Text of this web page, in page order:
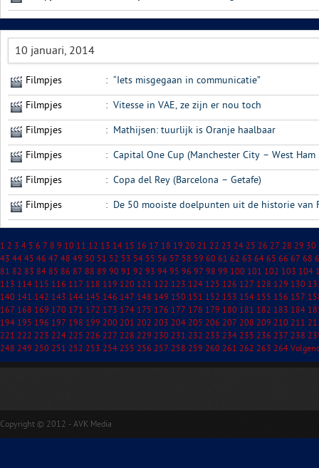
10 januari, 2014
Filmpjes : “Iets misgegaan in communicatie”
Filmpjes : Vitesse in VAE, ze zijn er nou toch
Filmpjes : Mathijsen: tuurlijk is Oranje haalbaar
Filmpjes : Capital One Cup (Manchester City – West
Filmpjes : Copa del Rey (Barcelona – Getafe)
Filmpjes : De 50 mooiste doelpunten uit de historie van
1 2 3 4 5 6 7 8 9 10 11 12 13 14 15 16 17 18 19 20 21 22 23 24 25 26 27 28 29 30
43 44 45 46 47 48 49 50 51 52 53 54 55 56 57 58 59 60 61 62 63 64 65 66 67 68
81 82 83 84 85 86 87 88 89 90 91 92 93 94 95 96 97 98 99 100 101 102 103 104
113 114 115 116 117 118 119 120 121 122 123 124 125 126 127 128 129 130
140 141 142 143 144 145 146 147 148 149 150 151 152 153 154 155 156 157
167 168 169 170 171 172 173 174 175 176 177 178 179 180 181 182 183 184
194 195 196 197 198 199 200 201 202 203 204 205 206 207 208 209 210 211
221 222 223 224 225 226 227 228 229 230 231 232 233 234 235 236 237 238
248 249 250 251 252 253 254 255 256 257 258 259 260 261 262 263 264
Copyright © 2012 - AVK Media